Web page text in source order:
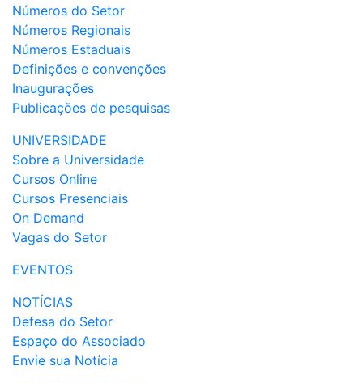
Números do Setor
Números Regionais
Números Estaduais
Definições e convenções
Inaugurações
Publicações de pesquisas
UNIVERSIDADE
Sobre a Universidade
Cursos Online
Cursos Presenciais
On Demand
Vagas do Setor
EVENTOS
NOTÍCIAS
Defesa do Setor
Espaço do Associado
Envie sua Notícia